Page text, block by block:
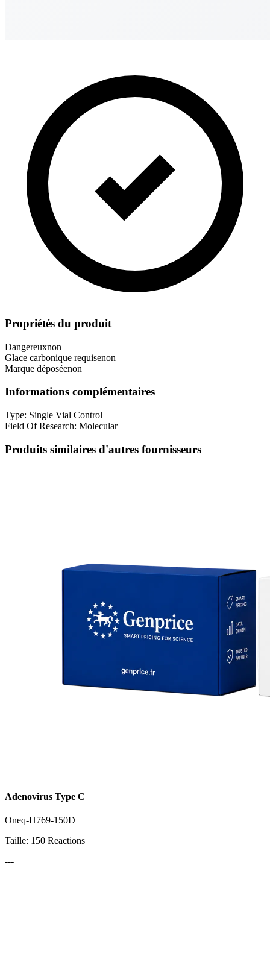
Propriétés du produit
Dangereuxnon
Glace carbonique requisenon
Marque déposéenon
Informations complémentaires
Type: Single Vial Control
Field Of Research: Molecular
Produits similaires d'autres fournisseurs
Adenovirus Type C
Oneq-H769-150D
Taille: 150 Reactions
---